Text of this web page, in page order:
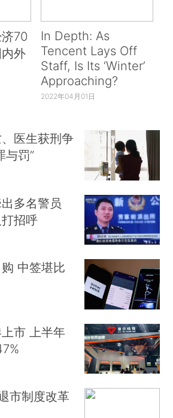
70
外
In Depth: As
Tencent Lays Off
Staff, Is Its ‘Winter’
Approaching?
2022年04月01日
医生获刑争
与罚”
多名警员
招呼
中签堪比
市 上半年
市制度改革